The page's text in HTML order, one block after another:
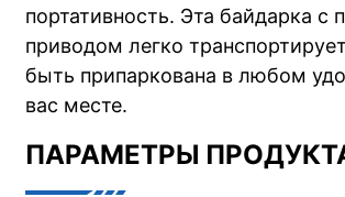
портативность. Эта байдарка с
приводом легко
быть припаркована в любом
вас месте.
ПАРАМЕТРЫ